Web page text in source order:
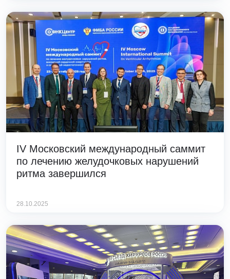
IV Московский международный саммит
по лечению желудочковых нарушений
ритма завершился
28.10.2025